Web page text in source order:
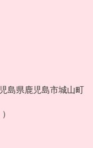
情
や学
用し
とと
容】
次鹿
（県
分読
書館
換】
島県鹿児島市城山町